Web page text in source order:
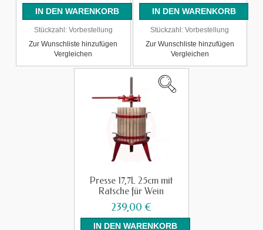
Stückzahl: Vorbestellung
Zur Wunschliste hinzufügen
Vergleichen
Stückzahl: Vorbestellung
Zur Wunschliste hinzufügen
Vergleichen
Presse 17,7L 25cm mit
Ratsche für Wein
239,00 €